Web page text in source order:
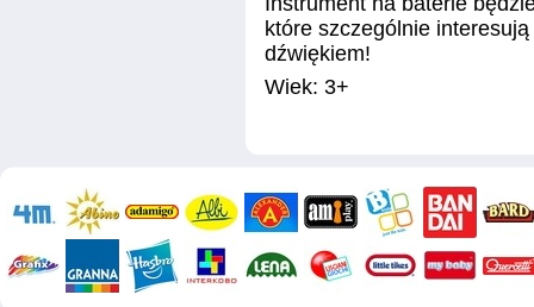
które szczególnie
dźwiękiem!
Wiek: 3+